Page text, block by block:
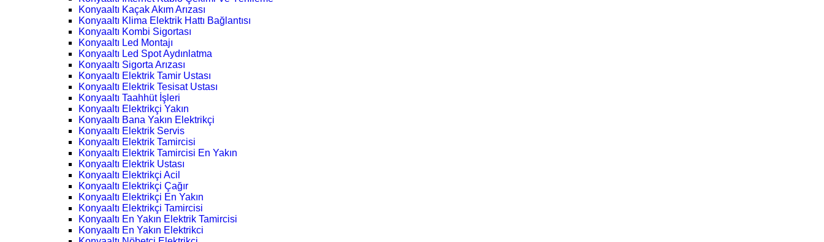
Konyaaltı Kaçak Akım Arızası
Konyaaltı Klima Elektrik Hattı Bağlantısı
Konyaaltı Kombi Sigortası
Konyaaltı Led Montajı
Konyaaltı Led Spot Aydınlatma
Konyaaltı Sigorta Arızası
Konyaaltı Elektrik Tamir Ustası
Konyaaltı Elektrik Tesisat Ustası
Konyaaltı Taahhüt İşleri
Konyaaltı Elektrikçi Yakın
Konyaaltı Bana Yakın Elektrikçi
Konyaaltı Elektrik Servis
Konyaaltı Elektrik Tamircisi
Konyaaltı Elektrik Tamircisi En Yakın
Konyaaltı Elektrik Ustası
Konyaaltı Elektrikçi Acil
Konyaaltı Elektrikçi Çağır
Konyaaltı Elektrikçi En Yakın
Konyaaltı Elektrikçi Tamircisi
Konyaaltı En Yakın Elektrik Tamircisi
Konyaaltı En Yakın Elektrikci